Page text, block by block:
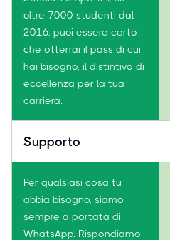
oltre 7000 studenti dal
2016, puoi essere certo
che otterrai il pass di cui
hai bisogno, il distintivo di
eccellenza per la tua
carriera.
Supporto
Per qualsiasi cosa tu
abbia bisogno, siamo
sempre a portata di
WhatsApp. Rispondiamo